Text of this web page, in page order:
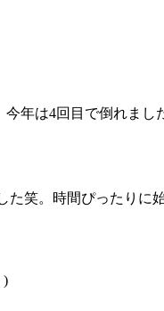
年は4回目で倒れまし
笑。時間ぴったりに
)